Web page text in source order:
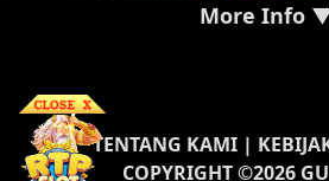
More Info
TENTANG KAMI|
COPYRIGHT ©2026